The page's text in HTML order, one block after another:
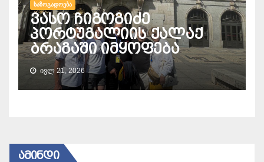
ᲡᲐᲖᲝᲒᲐᲓᲝᲔᲑᲐ
ვასო ჩიგოგიძე
პორტუგალიის ქალაქ
ბრაგაში იმყოფება
ᲘᲕᲚ 21, 2026
ᲐᲛᲘᲜᲓᲘ